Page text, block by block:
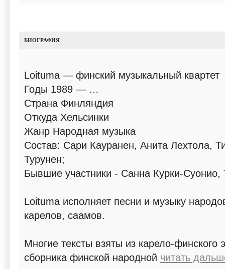
БИОГРАФИЯ
Loituma — финский музыкальный квартет
Годы 1989 — …
Страна Финляндия
Откуда Хельсинки
Жанр Народная музыка
Состав: Сари Кауранен, Анита Лехтола,
Турунен;
Бывшие участники - Санна Курки-Суонио,
Loituma исполняет песни и музыку
карелов, саамов.
Многие тексты взяты из карело-финского
сборника финской народной читать